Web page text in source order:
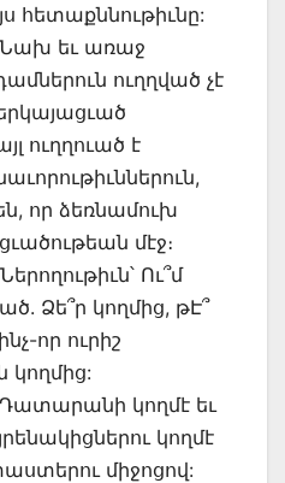
հետաքննութիւնը:
եւ առաջ
ուղղված չէ
ուղղուած է
որ ձեռնամուխ
մէջ։
Ու՞մ
Ձե՞ր կողմից, թԷ՞
որ ուրիշ
կողմից:
կողմէ եւ
կողմէ
միջոցով: